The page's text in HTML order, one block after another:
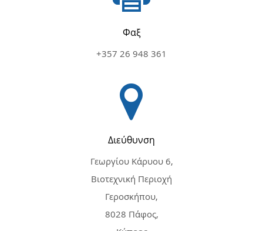
Φαξ
+357 26 948 361
Διεύθυνση
Γεωργίου Κάρυου 6,
Βιοτεχνική Περιοχή
Γεροσκήπου,
8028 Πάφος,